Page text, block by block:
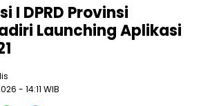
I DPRD Provinsi
Launching Aplikasi
- 14:11 WIB